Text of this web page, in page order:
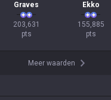
Graves
203,631
pts
Ekko
155,885
pts
Meer waarden